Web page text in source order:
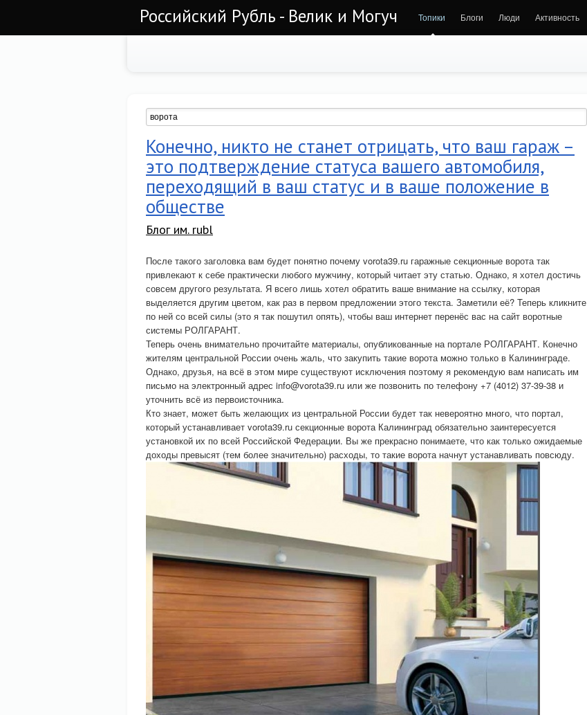
Российский Рубль - Велик и Могуч Топики Блоги Люди Активность
Конечно, никто не станет отрицать, что ваш гараж –
это подтверждение статуса вашего автомобиля,
переходящий в ваш статус и в ваше положение в
обществе
Блог им. rubl
После такого заголовка вам будет понятно почему vorota39.ru гаражные секционные ворота так
привлекают к себе практически любого мужчину, который читает эту статью. Однако, я хотел достичь
совсем другого результата. Я всего лишь хотел обратить ваше внимание на ссылку, которая
выделяется другим цветом, как раз в первом предложении этого текста. Заметили её? Теперь кликните
по ней со всей силы (это я так пошутил опять), чтобы ваш интернет перенёс вас на сайт воротные
системы РОЛГАРАНТ.
Теперь очень внимательно прочитайте материалы, опубликованные на портале РОЛГАРАНТ. Конечно
жителям центральной России очень жаль, что закупить такие ворота можно только в Калининграде.
Однако, друзья, на всё в этом мире существуют исключения поэтому я рекомендую вам написать им
письмо на электронный адрес info@vorota39.ru или же позвонить по телефону +7 (4012) 37-39-38 и
уточнить всё из первоисточника.
Кто знает, может быть желающих из центральной России будет так невероятно много, что портал,
который устанавливает vorota39.ru секционные ворота Калининград обязательно заинтересуется
установкой их по всей Российской Федерации. Вы же прекрасно понимаете, что как только ожидаемые
доходы превысят (тем более значительно) расходы, то такие ворота начнут устанавливать повсюду.